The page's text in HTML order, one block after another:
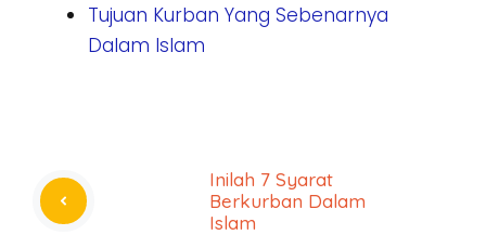
Tujuan Kurban Yang Sebenarnya
Dalam Islam
Inilah 7 Syarat
Berkurban Dalam
Islam